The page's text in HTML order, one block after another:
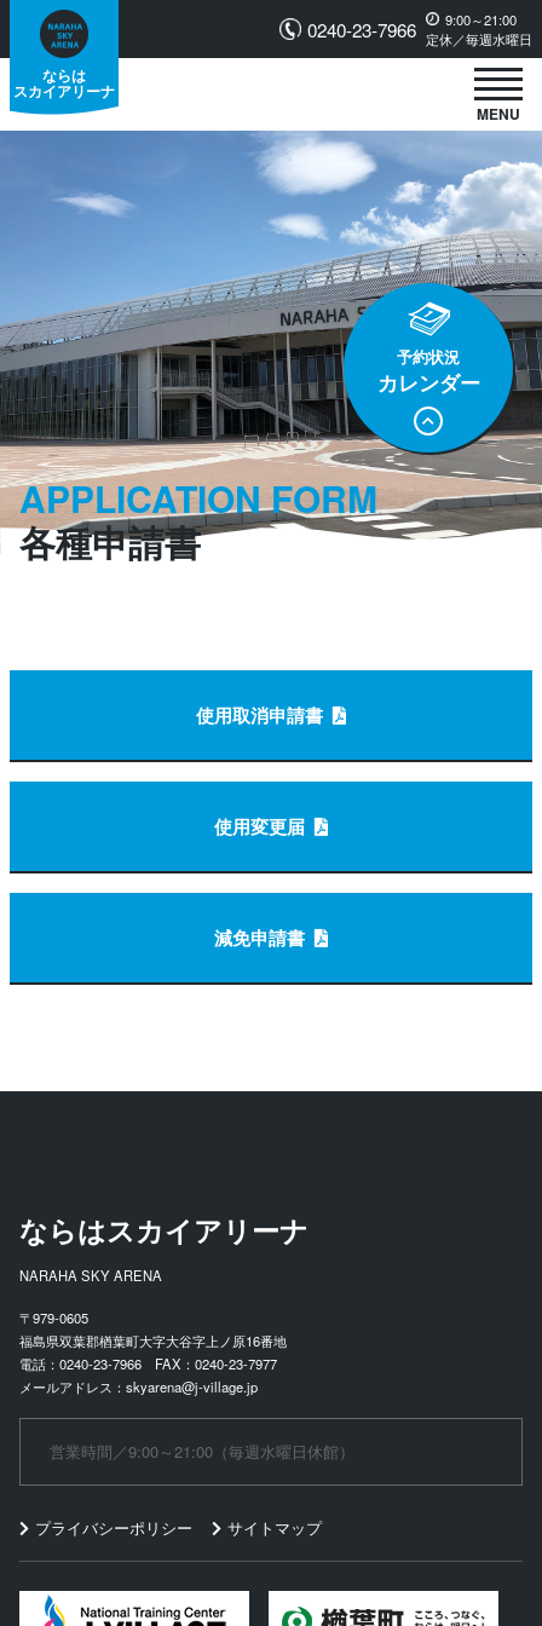
ならは
スカイアリーナ
0240-23-7966
9:00～21:00
定休／毎週水曜日
MENU
APPLICATION FORM
各種申請書
予約状況
カレンダー
使用取消申請書
使用変更届
減免申請書
ならはスカイアリーナ
NARAHA SKY ARENA
〒979-0605
福島県双葉郡楢葉町大字大谷字上ノ原16番地
電話：0240-23-7966 FAX：0240-23-7977
メールアドレス：skyarena@j-village.jp
営業時間／9:00～21:00（毎週水曜日休館）
プライバシーポリシー サイトマップ